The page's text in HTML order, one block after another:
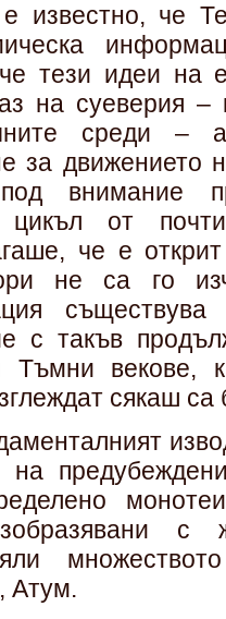
известно, че
тези идеи на
на суеверия
среди –
за движението
внимание
цикъл от
че е
не са го
с такъв
Тъмни векове,
сякаш са
на
с
Атум.